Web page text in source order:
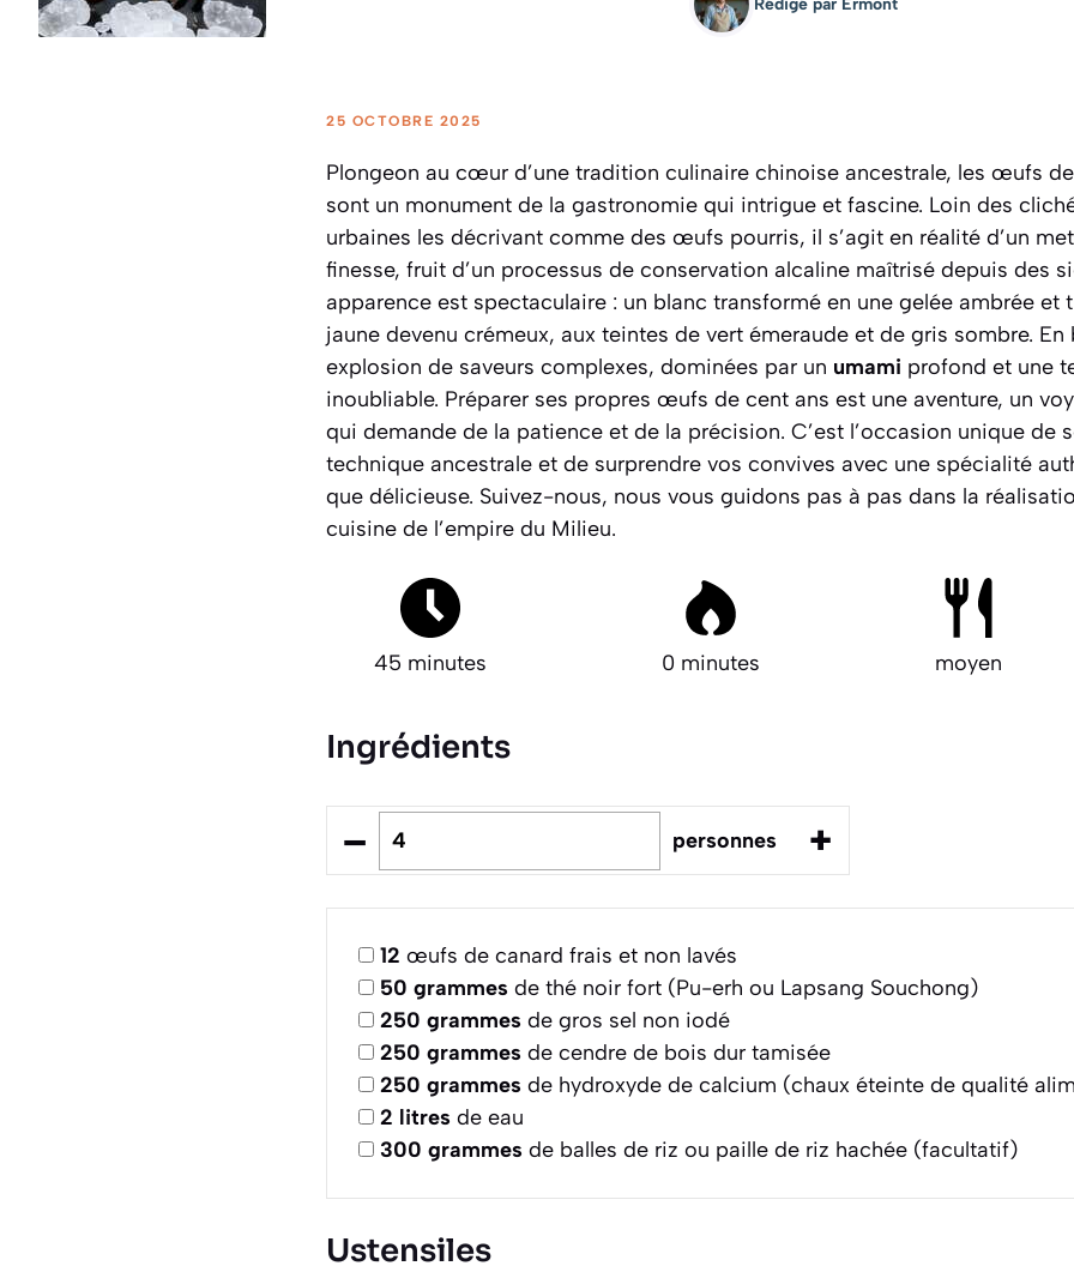
Rédigé par Ermont
25 OCTOBRE 2025
Plongeon au cœur d’une tradition culinaire chinoise ancestrale, les œufs
sont un monument de la gastronomie qui intrigue et fascine. Loin des
urbaines les décrivant comme des œufs pourris, il s’agit en réalité d’un
finesse, fruit d’un processus de conservation alcaline maîtrisé depuis des
apparence est spectaculaire : un blanc transformé en une gelée ambrée et
jaune devenu crémeux, aux teintes de vert émeraude et de gris sombre. En
explosion de saveurs complexes, dominées par un umami profond et une
inoubliable. Préparer ses propres œufs de cent ans est une aventure, un
qui demande de la patience et de la précision. C’est l’occasion unique de
technique ancestrale et de surprendre vos convives avec une spécialité
que délicieuse. Suivez-nous, nous vous guidons pas à pas dans la
cuisine de l’empire du Milieu.
45 minutes 0 minutes moyen
Ingrédients
– personnes +
12 œufs de canard frais et non lavés
50 grammes de thé noir fort (Pu-erh ou Lapsang Souchong)
250 grammes de gros sel non iodé
250 grammes de cendre de bois dur tamisée
250 grammes de hydroxyde de calcium (chaux éteinte de qualité
2 litres de eau
300 grammes de balles de riz ou paille de riz hachée (facultatif)
Ustensiles